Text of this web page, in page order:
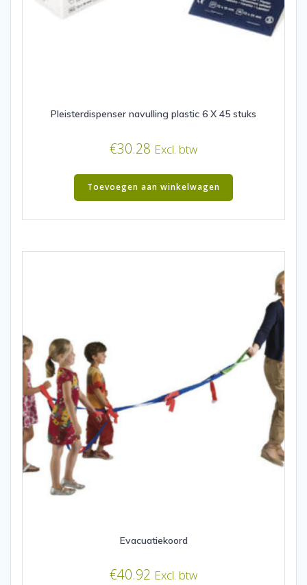
Pleisterdispenser navulling plastic 6 X 45 stuks
€30.28 Excl. btw
Toevoegen aan winkelwagen
Evacuatiekoord
€40.92 Excl. btw